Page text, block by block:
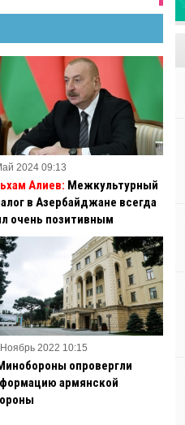
2024 09:13
Алиев: Межкультурный
в Азербайджане всегда
очень позитивным
2022 10:15
опровергли
армянской